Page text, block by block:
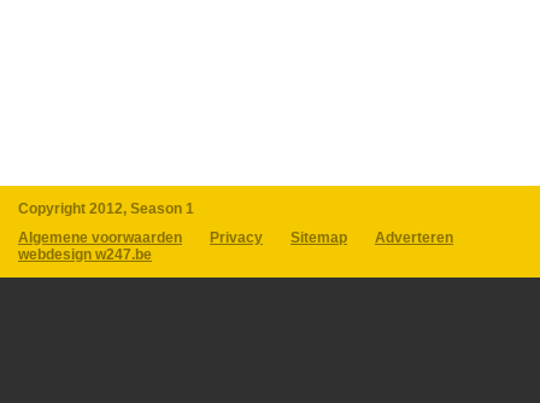
Copyright 2012, Season 1
Algemene voorwaarden
Privacy Sitemap
Adverteren
webdesign w247.be